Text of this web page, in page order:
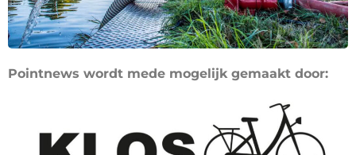
Pointnews wordt mede mogelijk gemaakt door: